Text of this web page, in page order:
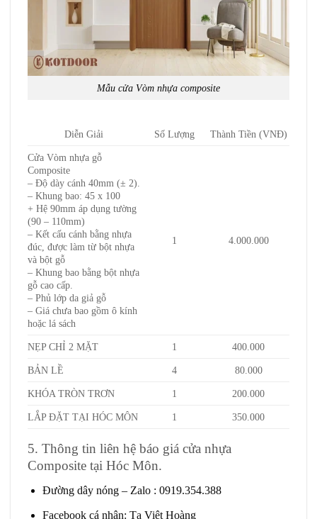
Mẫu cửa Vòm nhựa composite
Diễn Giải Số Lượng Thành Tiền (VNĐ)
Cửa Vòm nhựa gỗ
Composite
– Độ dày cánh 40mm (± 2).
– Khung bao: 45 x 100
+ Hệ 90mm áp dụng tường
(90 – 110mm)
– Kết cấu cánh bằng nhựa
đúc, được làm từ bột nhựa
và bột gỗ
– Khung bao bằng bột nhựa
gỗ cao cấp.
– Phủ lớp da giả gỗ
– Giá chưa bao gồm ô kính
hoặc lá sách
1 4.000.000
NẸP CHỈ 2 MẶT 1 400.000
BẢN LỀ 4 80.000
KHÓA TRÒN TRƠN 1 200.000
LẮP ĐẶT TẠI HÓC MÔN 1 350.000
5. Thông tin liên hệ báo giá cửa nhựa
Composite tại Hóc Môn.
Đường dây nóng – Zalo: 0919.354.388
Facebook cá nhân: Tạ Việt Hoàng